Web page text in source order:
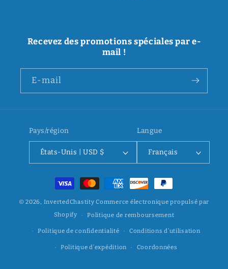
Recevez des promotions spéciales par e-
mail !
E-mail
Pays/région
États-Unis | USD $
Langue
Français
Moyens
de
paiement
© 2026, InvertedChastity Commerce électronique propulsé par
Shopify
Politique de remboursement
Politique de confidentialité Conditions d’utilisation
Politique d’expédition Coordonnées